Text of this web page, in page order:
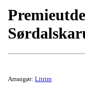
Arrangør: Litrim